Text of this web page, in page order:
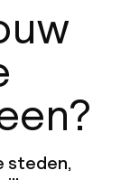
steden,